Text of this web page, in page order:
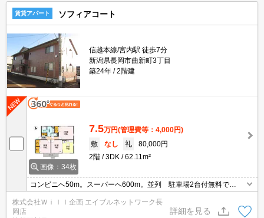
賃貸アパート ソフィアコート
信越本線/宮内駅 徒歩7分
新潟県長岡市曲新町3丁目
築24年
2階建
画像：34枚
7.5万円(管理費等：4,000円)
敷
なし 礼
80,000円
2階
3DK 62.11m²
コンビニへ50m。スーパーへ600m。並列 駐車場2台付無料で
す！！追い焚き給湯、全室居室照明、温水洗浄暖房便座。エアコン
２台付き
株式会社Ｗｉｌｌ企画 エイブルネットワーク長
岡店
詳細を見る